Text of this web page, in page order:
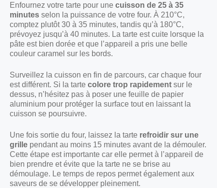
Enfournez votre tarte pour une cuisson de 25 à 35
minutes selon la puissance de votre four. À 210°C,
comptez plutôt 30 à 35 minutes, tandis qu’à 180°C,
prévoyez jusqu’à 40 minutes. La tarte est cuite lorsque la
pâte est bien dorée et que l’appareil a pris une belle
couleur caramel sur les bords.
Surveillez la cuisson en fin de parcours, car chaque four
est différent. Si la tarte colore trop rapidement sur le
dessus, n’hésitez pas à poser une feuille de papier
aluminium pour protéger la surface tout en laissant la
cuisson se poursuivre.
Une fois sortie du four, laissez la tarte refroidir sur une
grille pendant au moins 15 minutes avant de la démouler.
Cette étape est importante car elle permet à l’appareil de
bien prendre et évite que la tarte ne se brise au
démoulage. Le temps de repos permet également aux
saveurs de se développer pleinement.